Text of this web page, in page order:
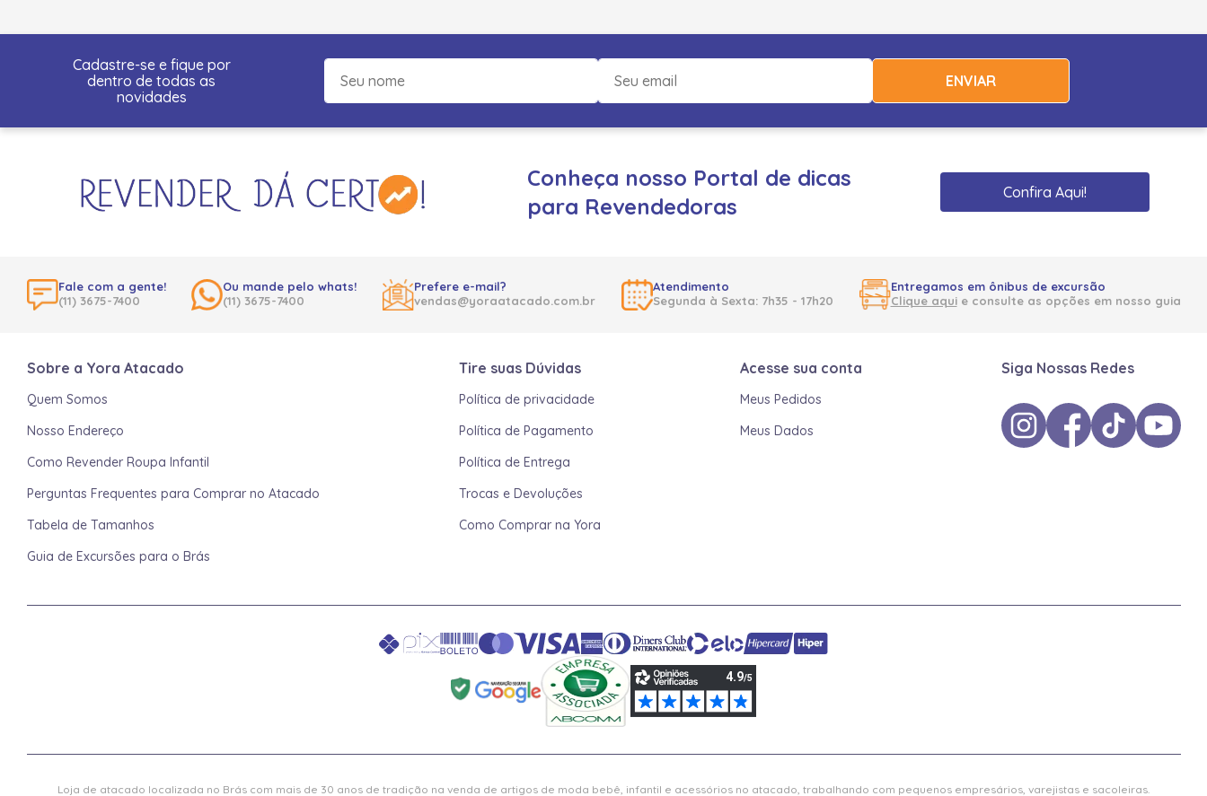
Cadastre-se e fique por
dentro de todas as
novidades
ENVIAR
Conheça nosso Portal de dicas
para Revendedoras
Confira Aqui!
Fale com a gente!
(11) 3675-7400
Ou mande pelo whats!
(11) 3675-7400
Prefere e-mail?
vendas@yoraatacado.com.br
Atendimento
Segunda à Sexta: 7h35 - 17h20
Entregamos em ônibus de excursão
Clique aquie consulte as opções em nosso guia
Sobre a Yora Atacado
Quem Somos
Nosso Endereço
Como Revender Roupa Infantil
Perguntas Frequentes para Comprar no Atacado
Tabela de Tamanhos
Guia de Excursões para o Brás
Tire suas Dúvidas
Política de privacidade
Política de Pagamento
Política de Entrega
Trocas e Devoluções
Como Comprar na Yora
Acesse sua conta
Meus Pedidos
Meus Dados
Siga Nossas Redes
Loja de atacado localizada no Brás com mais de 30 anos de tradição na venda de artigos de moda bebê, infantil e acessórios no atacado, trabalhando com pequenos empresários, varejistas e sacoleiras.